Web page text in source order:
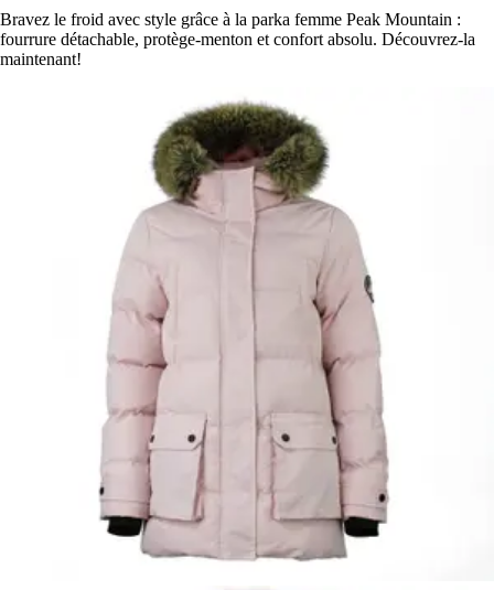
Bravez le froid avec style grâce à la parka femme Peak Mountain :
fourrure détachable, protège-menton et confort absolu. Découvrez-la
maintenant!